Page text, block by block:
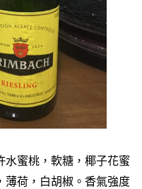
水蜜桃，軟糖，椰子花蜜
薄荷，白胡椒。香氣強度